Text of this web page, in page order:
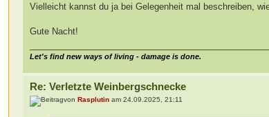
Vielleicht kannst du ja bei Gelegenheit mal beschreiben,
Gute Nacht!
Let's find new ways of living - damage is done.
Re: Verletzte Weinbergschnecke
von Rasplutin am 24.09.2025, 21:11